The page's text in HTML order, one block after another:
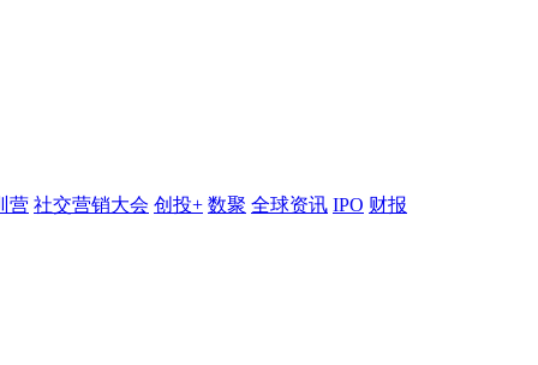
营 社交营销大会 创投+ 数聚 全球资讯 IPO 财报